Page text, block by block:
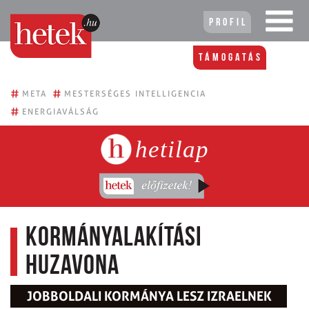
Profil
Támogatás
# META # MESTERSÉGES INTELLIGENCIA
# ENERGIAVÁLSÁG
hetilap
Kormányalakítási
huzavona
JOBBOLDALI KORMÁNYA LESZ IZRAELNEK